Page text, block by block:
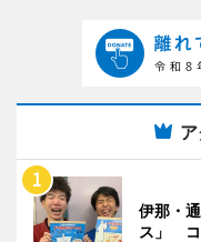
伊那・
ス」 コ